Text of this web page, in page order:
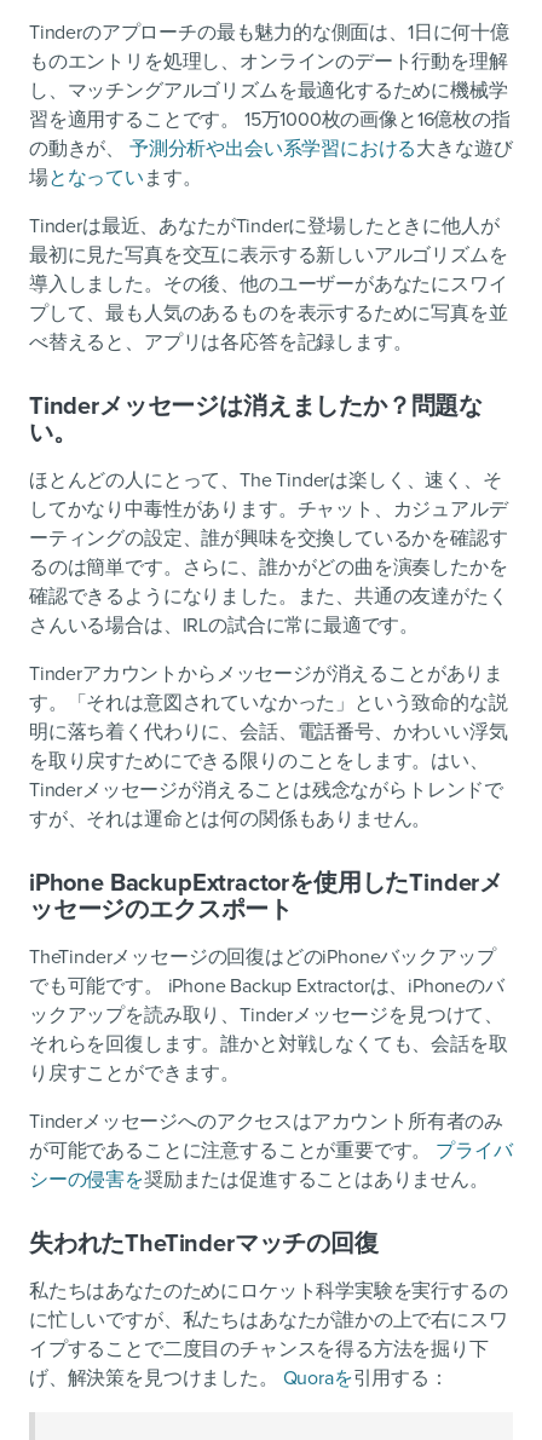
Tinderのアプローチの最も魅力的な側面は、1日に何十億
ものエントリを処理し、オンラインのデート行動を理解
し、マッチングアルゴリズムを最適化するために機械学
習を適用することです。 15万1000枚の画像と16億枚の指
の動きが、 予測分析や出会い系学習における大きな遊び
場となってい ます。
Tinderは最近、あなたがTinderに登場したときに他人が
最初に見た写真を交互に表示する新しいアルゴリズムを
導入しました。その後、他のユーザーがあなたにスワイ
プして、最も人気のあるものを表示するために写真を並
べ替えると、アプリは各応答を記録します。
Tinderメッセージは消えましたか？問題な
い。
ほとんどの人にとって、The Tinderは楽しく、速く、そ
してかなり中毒性があります。チャット、カジュアルデ
ーティングの設定、誰が興味を交換しているかを確認す
るのは簡単です。さらに、誰かがどの曲を演奏したかを
確認できるようになりました。また、共通の友達がたく
さんいる場合は、IRLの試合に常に最適です。
Tinderアカウントからメッセージが消えることがありま
す。「それは意図されていなかった」という致命的な説
明に落ち着く代わりに、会話、電話番号、かわいい浮気
を取り戻すためにできる限りのことをします。はい、
Tinderメッセージが消えることは残念ながらトレンドで
すが、それは運命とは何の関係もありません。
iPhone BackupExtractorを使用したTinderメ
ッセージのエクスポート
TheTinderメッセージの回復はどのiPhoneバックアップ
でも可能です。 iPhone Backup Extractorは、iPhoneのバ
ックアップを読み取り、Tinderメッセージを見つけて、
それらを回復します。誰かと対戦しなくても、会話を取
り戻すことができます。
Tinderメッセージへのアクセスはアカウント所有者のみ
が可能であることに注意することが重要です。 プライバ
シーの侵害を奨励または促進することはありません。
失われたTheTinderマッチの回復
私たちはあなたのためにロケット科学実験を実行するの
に忙しいですが、私たちはあなたが誰かの上で右にスワ
イプすることで二度目のチャンスを得る方法を掘り下
げ、解決策を見つけました。 Quoraを引用する：